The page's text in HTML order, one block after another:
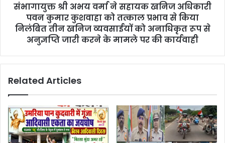
संभागायुक्त श्री अभय वर्मा ने सहायक खनिज अधिकारी
पवन कुमार कुशवाहा को तत्काल प्रभाव से किया
निलंबित तीन खनिज व्यवसाईयों को अनाधिकृत रूप से
अनुज्ञप्ति जारी करने के मामले पर की कार्यवाही
Related Articles